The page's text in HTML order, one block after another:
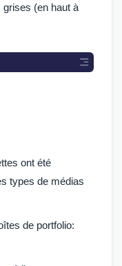
grises (en haut à
ont été
types de médias
de portfolio: